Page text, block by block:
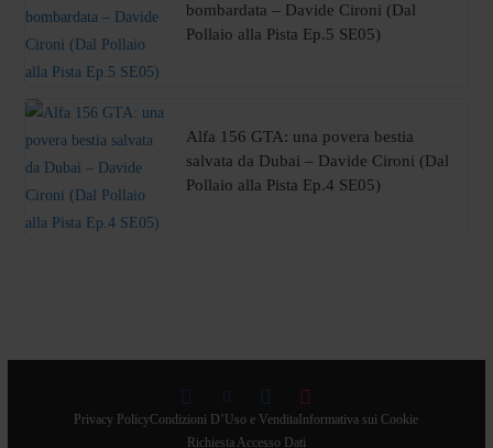
bombardata – Davide Cironi (Dal
Pollaio alla Pista Ep.5 SE05)
Alfa 156 GTA: una povera bestia
salvata da Dubai – Davide Cironi (Dal
Pollaio alla Pista Ep.4 SE05)
Privacy PolicyCondizioni D’Uso e Vendita Informativa sui Cookie
Richiesta Accesso Dati